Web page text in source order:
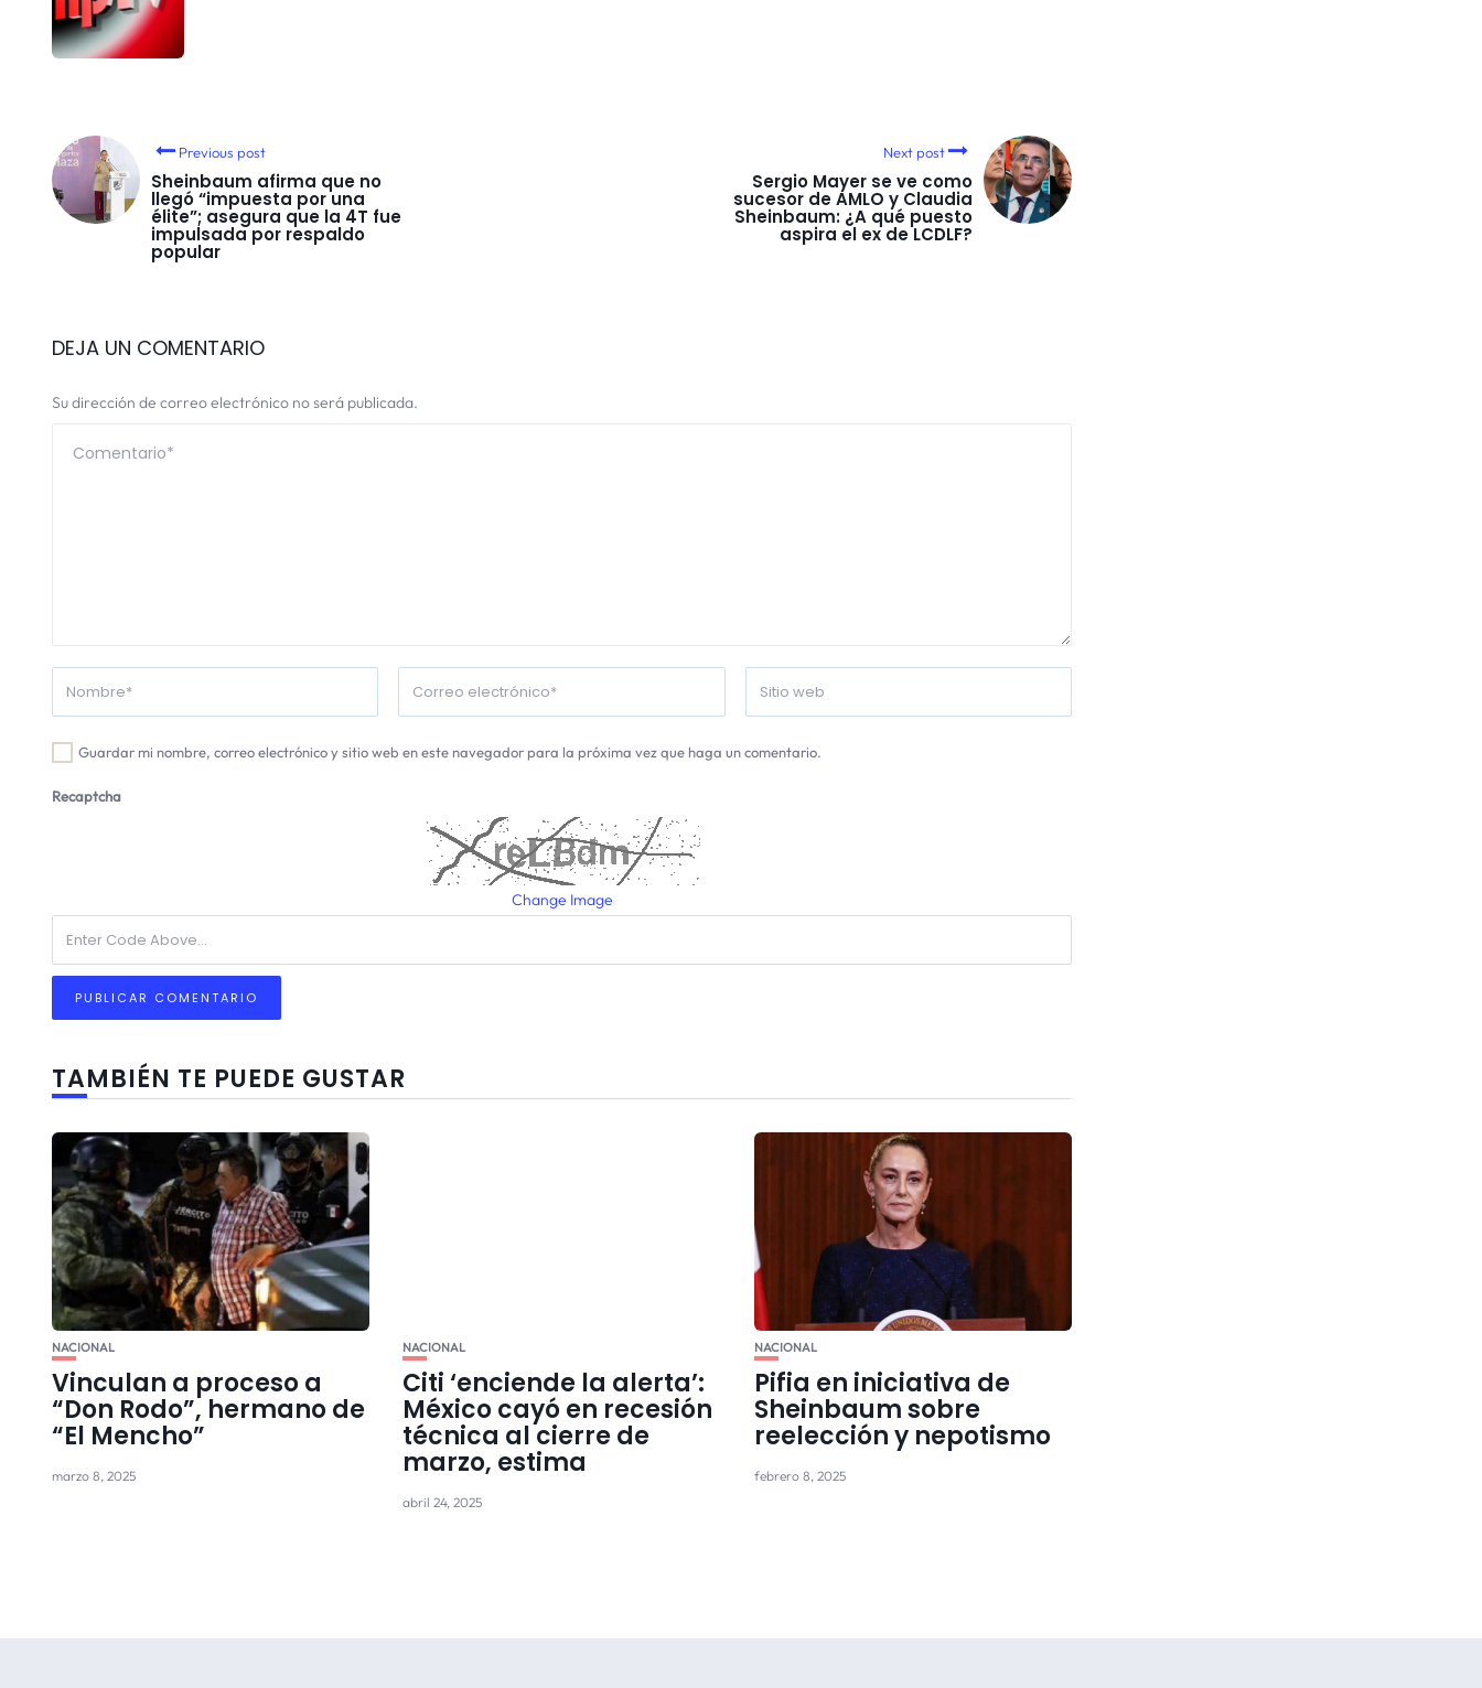
Previous post
Sheinbaum afirma que no
llegó “impuesta por una
élite”; asegura que la 4T fue
impulsada por respaldo
popular
Next post
Sergio Mayer se ve como
sucesor de AMLO y Claudia
Sheinbaum: ¿A qué puesto
aspira el ex de LCDLF?
DEJA UN COMENTARIO
Su dirección de correo electrónico no será publicada.
Guardar mi nombre, correo electrónico y sitio web en este navegador para la próxima vez que haga un comentario.
Recaptcha
Change Image
TAMBIÉN TE PUEDE GUSTAR
NACIONAL
Vinculan a proceso a
“Don Rodo”, hermano de
“El Mencho”
marzo 8, 2025
NACIONAL
Citi ‘enciende la alerta’:
México cayó en recesión
técnica al cierre de
marzo, estima
abril 24, 2025
NACIONAL
Pifia en iniciativa de
Sheinbaum sobre
reelección y nepotismo
febrero 8, 2025